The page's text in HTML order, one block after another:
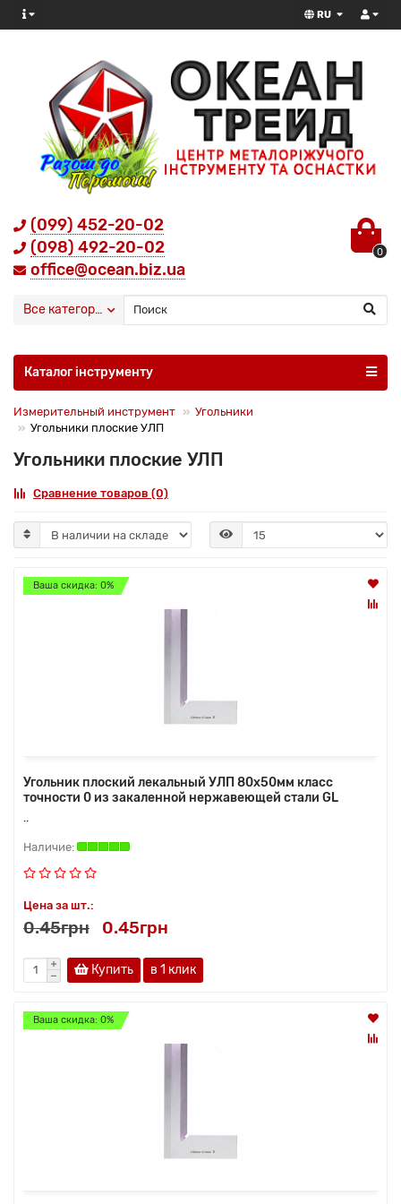
RU
(099) 452-20-02
(098) 492-20-02
office@ocean.biz.ua
0
Все категории
Каталог інструменту
Измерительный инструмент
Угольники
Угольники плоские УЛП
Угольники плоские УЛП
Сравнение товаров (0)
Ваша скидка: 0%
Угольник плоский лекальный УЛП 80х50мм класс
точности 0 из закаленной нержавеющей стали GL
Цена за шт.:
0.45грн 0.45грн
Купить в 1 клик
Ваша скидка: 0%